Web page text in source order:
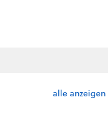
alle anzeigen